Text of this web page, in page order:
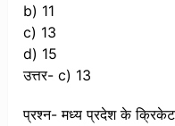
b) 11
c) 13
d) 15
उत्तर- c) 13
प्रश्न- मध्य प्रदेश के